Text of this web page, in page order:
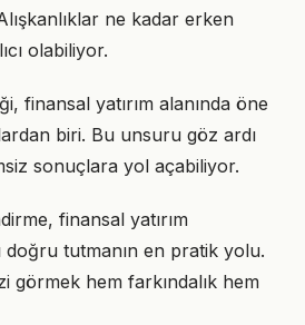
ne kadar erken
olabiliyor.
finansal yatırım alanında öne
biri. Bu unsuru göz ardı
sonuçlara yol açabiliyor.
finansal yatırım
tutmanın en pratik yolu.
görmek hem farkındalık hem